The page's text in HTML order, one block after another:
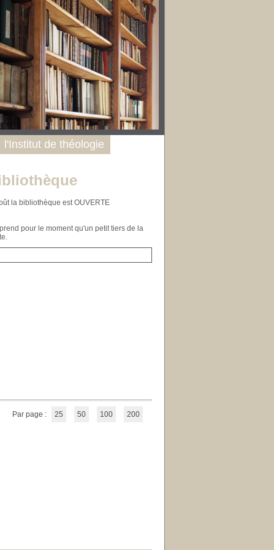
la bibliothèque est OUVERTE
pour le moment qu'un petit tiers de la
Par page : 25 50 100 200
l'Institut de théologie